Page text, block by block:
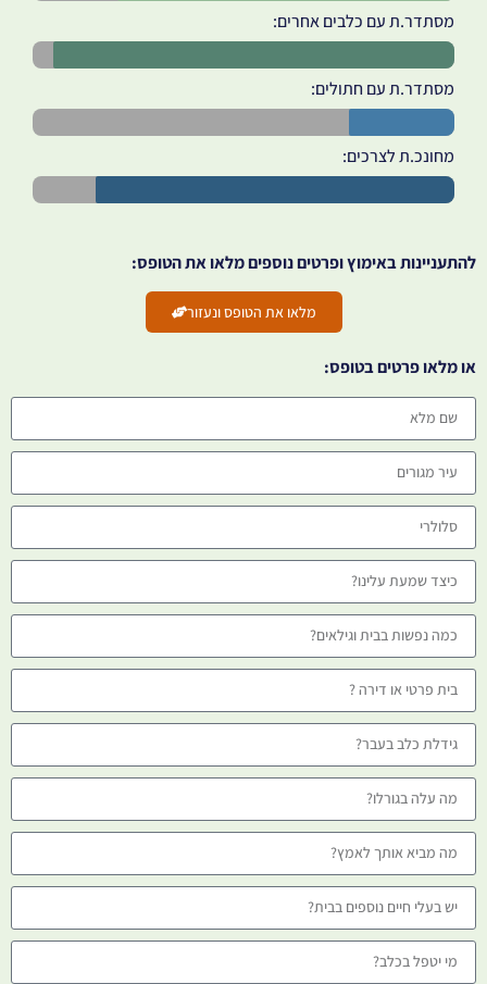
מסתדר.ת עם כלבים אחרים:
מסתדר.ת עם חתולים:
מחונכ.ת לצרכים:
להתעניינות באימוץ ופרטים נוספים מלאו את הטופס:
מלאו את הטופס ונעזור
או מלאו פרטים בטופס: